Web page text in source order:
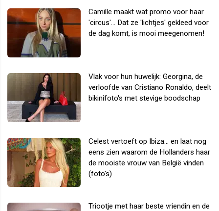
Camille maakt wat promo voor haar
'circus'... Dat ze 'lichtjes' gekleed voor
de dag komt, is mooi meegenomen!
Vlak voor hun huwelijk: Georgina, de
verloofde van Cristiano Ronaldo, deelt
bikinifoto's met stevige boodschap
Celest vertoeft op Ibiza... en laat nog
eens zien waarom de Hollanders haar
de mooiste vrouw van België vinden
(foto's)
Triootje met haar beste vriendin en de